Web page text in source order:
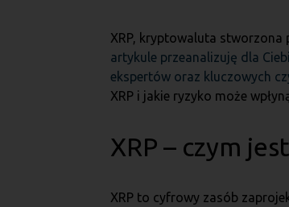
XRP, kryptowaluta stworzona
artykule przeanalizuję dla
ekspertów oraz kluczowych
XRP i jakie ryzyko może
XRP – czym
XRP to cyfrowy zasób